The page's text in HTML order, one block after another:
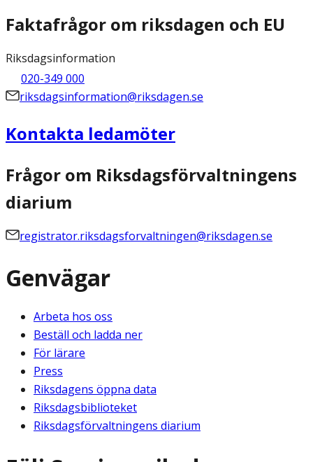
Faktafrågor om riksdagen och EU
Riksdagsinformation
020-349 000
riksdagsinformation@riksdagen.se
Kontakta ledamöter
Frågor om Riksdagsförvaltningens
diarium
registrator.riksdagsforvaltningen@riksdagen.se
Genvägar
Arbeta hos oss
Beställ och ladda ner
För lärare
Press
Riksdagens öppna data
Riksdagsbiblioteket
Riksdagsförvaltningens diarium